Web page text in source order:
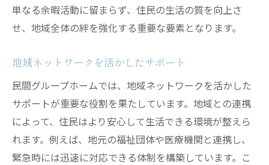
単なる余暇活動に留まらず、住民の生活の質を向上さ
せ、地域全体の絆を強化する重要な要素となります。
地域ネットワークを活かしたサポート
民間グループホームでは、地域ネットワークを活かした
サポートが重要な役割を果たしています。地域との連携
によって、住民はより安心して生活できる環境が整えら
れます。例えば、地元の福祉団体や医療機関と連携し、
緊急時には迅速に対応できる体制を構築しています。こ